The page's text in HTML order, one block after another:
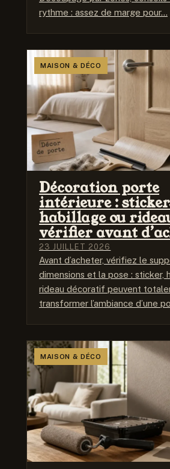
rythme : assez de marge pour…
MAISON & DÉCO
Décoration porte
intérieure :
habillage ou
vérifier avant
23 JUILLET 2026
Avant d’acheter, vérifiez le
dimensions et la pose : sticker,
rideau décoratif peuvent
transformer l’ambiance d’une
MAISON & DÉCO